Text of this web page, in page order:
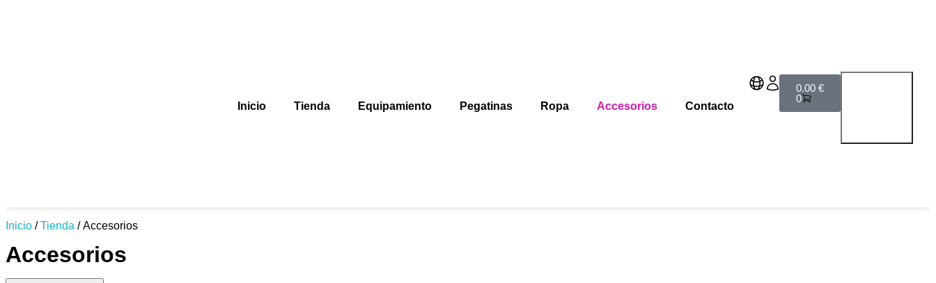
Inicio Tienda Equipamiento Pegatinas Ropa Accesorios Contacto
0.00 €
0
Inicio /Tienda / Accesorios
Accesorios